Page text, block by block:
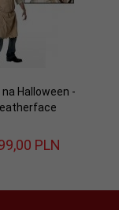
Halloween -
Leatherface
00 PLN